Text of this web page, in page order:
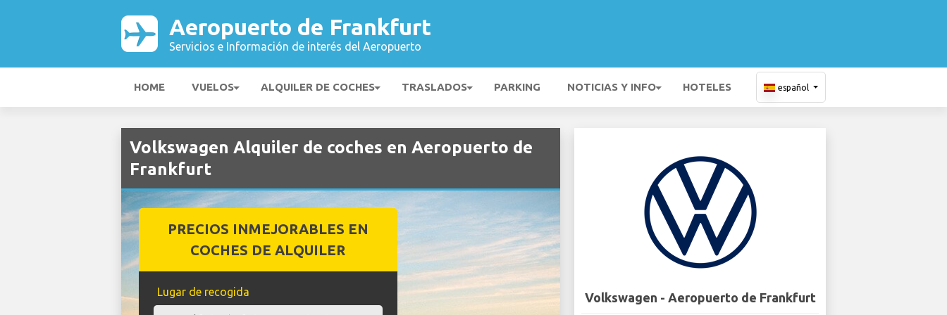
Aeropuerto de Frankfurt
Servicios e Información de interés del Aeropuerto
HOME VUELOS ALQUILER DE COCHES TRASLADOS PARKING NOTICIAS Y INFO HOTELES español
Volkswagen Alquiler de coches en Aeropuerto de
Frankfurt
PRECIOS INMEJORABLES EN
COCHES DE ALQUILER
Lugar de recogida Volkswagen - Aeropuerto de Frankfurt